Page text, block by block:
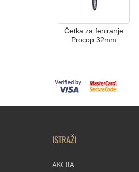
Četka za feniranje
Procop 32mm
ISTRAŽI
AKCIJA